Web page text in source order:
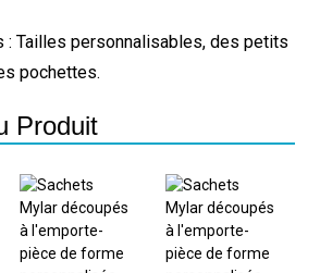
: Tailles personnalisables, des petits
pochettes.
Produit